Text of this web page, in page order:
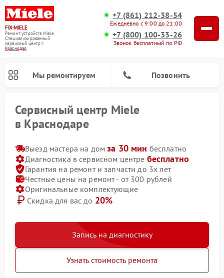
FIX-MIELE
Ремонт устройств Miele
Специализированный
cервисный центр г.
Краснодар
+7 (861) 212-38-54
Ежедневно с 9:00 до 21:00
+7 (800) 100-33-26
Звонок бесплатный по РФ
Мы ремонтируем Позвонить
Сервисный центр Miele
в Краснодаре
Выезд мастера на домза 30 мин бесплатно
Диагностика в сервисном центре бесплатно
Гарантия на ремонт и запчасти до 3х лет
Честные цены на ремонт - от 300 рублей
Оригинальные комплектующие
Скидка для вас до 20%
Запись на диагностику
Узнать стоимость ремонта